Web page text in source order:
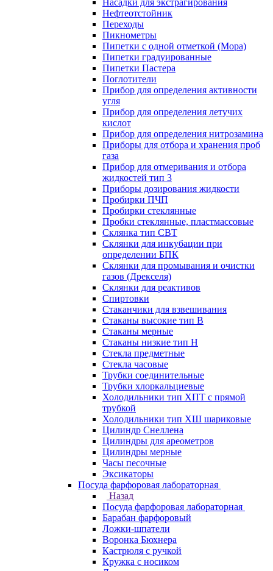
Насадки для экстрагирования
Нефтеотстойник
Переходы
Пикнометры
Пипетки с одной отметкой (Мора)
Пипетки градуированные
Пипетки Пастера
Поглотители
Прибор для определения активности
угля
Прибор для определения летучих
кислот
Прибор для определения нитрозамина
Приборы для отбора и хранения проб
газа
Прибор для отмеривания и отбора
жидкостей тип 3
Приборы дозирования жидкости
Пробирки ПЧП
Пробирки стеклянные
Пробки стеклянные, пластмассовые
Склянка тип СВТ
Склянки для инкубации при
определении БПК
Склянки для промывания и очистки
газов (Дрекселя)
Склянки для реактивов
Спиртовки
Стаканчики для взвешивания
Стаканы высокие тип В
Стаканы мерные
Стаканы низкие тип Н
Стекла предметные
Стекла часовые
Трубки соединительные
Трубки хлоркальциевые
Холодильники тип ХПТ с прямой
трубкой
Холодильники тип ХШ шариковые
Цилиндр Снеллена
Цилиндры для ареометров
Цилиндры мерные
Часы песочные
Эксикаторы
Посуда фарфоровая лабораторная
Назад
Посуда фарфоровая лабораторная
Барабан фарфоровый
Ложки-шпатели
Воронка Бюхнера
Кастрюля с ручкой
Кружка с носиком